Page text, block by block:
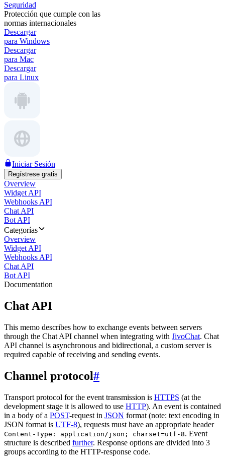
Seguridad
Protección que cumple con las
normas internacionales
Descargar
para Windows
Descargar
para Mac
Descargar
para Linux
Iniciar Sesión
Regístrese gratis
Overview
Widget API
Webhooks API
Chat API
Bot API
Categorías
Overview
Widget API
Webhooks API
Chat API
Bot API
Documentation
Chat API
This memo describes how to exchange events between servers
through the Chat API channel when integrating with JivoChat. Chat
API channel is asynchronous and bidirectional, a custom server is
required capable of receiving and sending events.
Channel protocol#
Transport protocol for the event transmission is HTTPS (at the
development stage it is allowed to use HTTP). An event is contained
in a body of a POST-request in JSON format (note: text encoding in
JSON format is UTF-8), requests must have an appropriate header
Content-Type: application/json; charset=utf-8. Event
structure is described further. Response options are divided into 3
groups according to the HTTP-response code.